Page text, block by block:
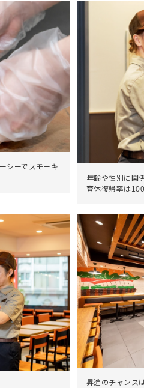
シーでスモーキ
年齢や性別に関
育休復帰率は
昇進のチャンス